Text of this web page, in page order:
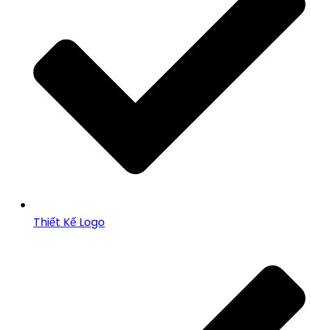
Thiết Kế Logo